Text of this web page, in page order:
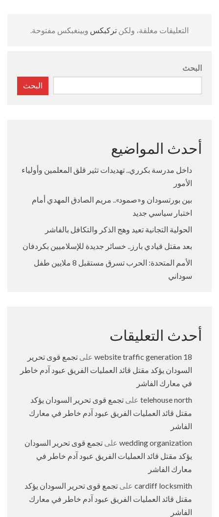
التعليقات مغلقة، ولكن تركبكس وبينغبكس مفتوحة.
البحث
البحث
أحدث المواضيع
داخل مدرسة بكرري.. تهديدات تثير قلق المعلمين وأولياء
الأمور
بين بورتسودان و«صمود».. مريم الصادق المهدي أمام
اختبار سياسي جديد
الحولية التجانية تعيد وهج الذكر والتكافل بالفاشر
بعد مقتل قيادي بارز.. خسائر جديدة للإسلاميين بكردفان
الأمم المتحدة: الحرب تسرق مستقبل 8 ملايين طفل
سوداني
أحدث التعليقات
18 website traffic generation على تجمع قوى تحرير
السودان يؤكد مقتل قائد العمليات الفريق عبود آدم خاطر
في معارك الفاشر
telehouse north على تجمع قوى تحرير السودان يؤكد
مقتل قائد العمليات الفريق عبود آدم خاطر في معارك
الفاشر
wedding organization على تجمع قوى تحرير السودان
يؤكد مقتل قائد العمليات الفريق عبود آدم خاطر في
معارك الفاشر
cardiff locksmith على تجمع قوى تحرير السودان يؤكد
مقتل قائد العمليات الفريق عبود آدم خاطر في معارك
الفاشر